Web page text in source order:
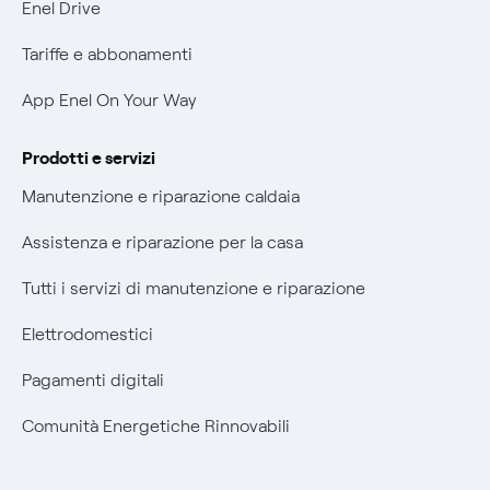
Phishing e truffe online
Verifica chi ti ha chiamato
Agevolazione utenti con disabilità per offerte Fibra
Enel Drive
Tariffe e abbonamenti
App Enel On Your Way
Prodotti e servizi
Manutenzione e riparazione caldaia
Assistenza e riparazione per la casa
Tutti i servizi di manutenzione e riparazione
Elettrodomestici
Pagamenti digitali
Comunità Energetiche Rinnovabili